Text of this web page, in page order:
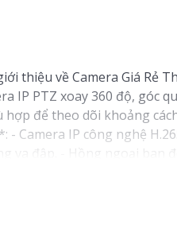
thiệu về Camera Giá Rẻ
IP PTZ xoay 360 độ,
để theo dõi khoảng
- Camera IP công nghệ
va đập. - Hồng ngoại ban
- Camera HDCVI
cân bằng sáng,
với nhu cầu sử dụng